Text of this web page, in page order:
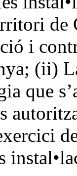
de
i
(ii)
que